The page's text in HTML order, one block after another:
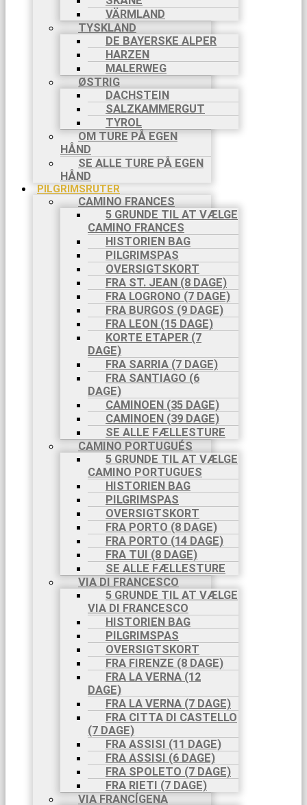
VÄRMLAND
TYSKLAND
DE BAYERSKE ALPER
HARZEN
MALERWEG
ØSTRIG
DACHSTEIN
SALZKAMMERGUT
TYROL
OM TURE PÅ EGEN
HÅND
SE ALLE TURE PÅ EGEN
HÅND
PILGRIMSRUTER
CAMINO FRANCES
5 GRUNDE TIL AT VÆLGE
CAMINO FRANCES
HISTORIEN BAG
PILGRIMSPAS
OVERSIGTSKORT
FRA ST. JEAN (8 DAGE)
FRA LOGRONO (7 DAGE)
FRA BURGOS (9 DAGE)
FRA LEON (15 DAGE)
KORTE ETAPER (7
DAGE)
FRA SARRIA (7 DAGE)
FRA SANTIAGO (6
DAGE)
CAMINOEN (35 DAGE)
CAMINOEN (39 DAGE)
SE ALLE FÆLLESTURE
CAMINO PORTUGUÉS
5 GRUNDE TIL AT VÆLGE
CAMINO PORTUGUES
HISTORIEN BAG
PILGRIMSPAS
OVERSIGTSKORT
FRA PORTO (8 DAGE)
FRA PORTO (14 DAGE)
FRA TUI (8 DAGE)
SE ALLE FÆLLESTURE
VIA DI FRANCESCO
5 GRUNDE TIL AT VÆLGE
VIA DI FRANCESCO
HISTORIEN BAG
PILGRIMSPAS
OVERSIGTSKORT
FRA FIRENZE (8 DAGE)
FRA LA VERNA (12
DAGE)
FRA LA VERNA (7 DAGE)
FRA CITTA DI CASTELLO
(7 DAGE)
FRA ASSISI (11 DAGE)
FRA ASSISI (6 DAGE)
FRA SPOLETO (7 DAGE)
FRA RIETI (7 DAGE)
VIA FRANCÍGENA